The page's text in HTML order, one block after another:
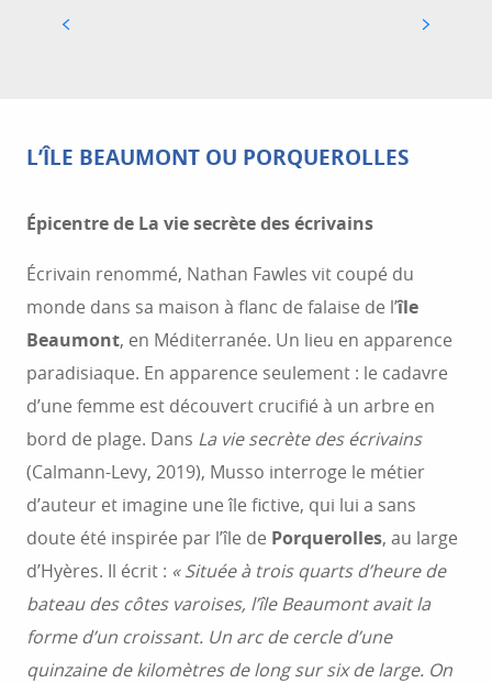
Les îles de Lérins font face à la baie de Cannes,
L’ÎLE BEAUMONT OU PORQUEROLLES
Épicentre de La vie secrète des écrivains
Écrivain renommé, Nathan Fawles vit coupé du
monde dans sa maison à flanc de falaise de l’île
Beaumont, en Méditerranée. Un lieu en apparence
paradisiaque. En apparence seulement : le cadavre
d’une femme est découvert crucifié à un arbre en
bord de plage. Dans La vie secrète des écrivains
(Calmann-Levy, 2019), Musso interroge le métier
d’auteur et imagine une île fictive, qui lui a sans
doute été inspirée par l’île de Porquerolles, au large
d’Hyères. Il écrit : « Située à trois quarts d’heure de
bateau des côtes varoises, l’île Beaumont avait la
forme d’un croissant. Un arc de cercle d’une
quinzaine de kilomètres de long sur six de large. On